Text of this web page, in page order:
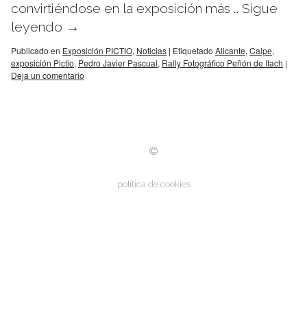
convirtiéndose en la exposición más … Sigue
leyendo →
Publicado en Exposición PICTIO, Noticias | Etiquetado Alicante, Calpe,
exposición Pictio, Pedro Javier Pascual, Rally Fotográfico Peñón de Ifach |
Deja un comentario
política de cookies